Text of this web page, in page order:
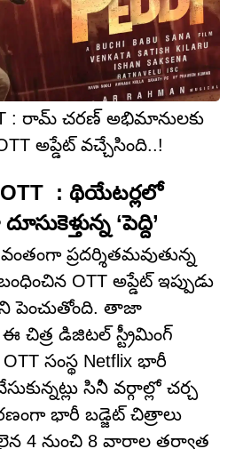
: రామ్ చరణ్ అభిమానులకు
అప్డేట్ వచ్చేసింది..!
OTT : థియేటర్లలో
‘పెద్ది’
ప్రదర్శితమవుతున్న
OTT అప్డేట్ ఇప్పుడు
పెంచుతోంది. తాజా
చిత్ర డిజిటల్ స్ట్రీమింగ్
సంస్థ Netflix భారీ
సినీ వర్గాల్లో చర్చ
భారీ బడ్జెట్ చిత్రాలు
4 నుంచి 8 వారాల తర్వాత